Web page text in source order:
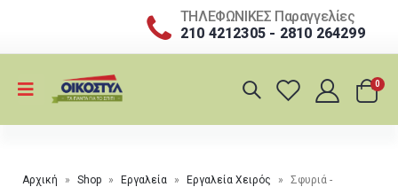
ΤΗΛΕΦΩΝΙΚΕΣ Παραγγελίες
210 4212305 - 2810 264299
0
Αρχική » Shop » Εργαλεία » Εργαλεία Χειρός »
Σφυριά -